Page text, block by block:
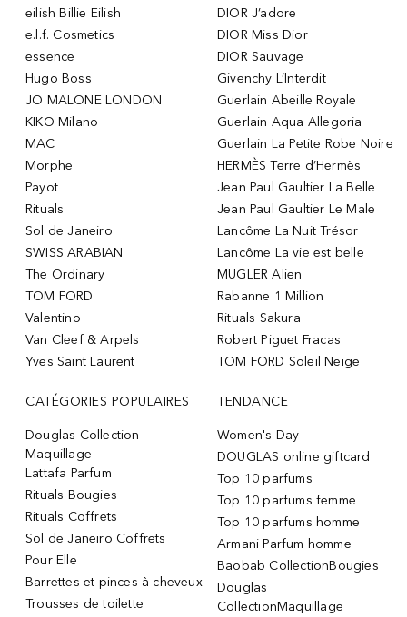
eilish Billie Eilish
e.l.f. Cosmetics
essence
Hugo Boss
JO MALONE LONDON
KIKO Milano
MAC
Morphe
Payot
Rituals
Sol de Janeiro
SWISS ARABIAN
The Ordinary
TOM FORD
Valentino
Van Cleef & Arpels
Yves Saint Laurent
DIOR J’adore
DIOR Miss Dior
DIOR Sauvage
Givenchy L’Interdit
Guerlain Abeille Royale
Guerlain Aqua Allegoria
Guerlain La Petite Robe Noire
HERMÈS Terre d’Hermès
Jean Paul Gaultier La Belle
Jean Paul Gaultier Le Male
Lancôme La Nuit Trésor
Lancôme La vie est belle
MUGLER Alien
Rabanne 1 Million
Rituals Sakura
Robert Piguet Fracas
TOM FORD Soleil Neige
CATÉGORIES POPULAIRES
Douglas Collection
Maquillage
Lattafa Parfum
Rituals Bougies
Rituals Coffrets
Sol de Janeiro Coffrets
Pour Elle
Barrettes et pinces à cheveux
Trousses de toilette
TENDANCE
Women's Day
DOUGLAS online giftcard
Top 10 parfums
Top 10 parfums femme
Top 10 parfums homme
Armani Parfum homme
Baobab CollectionBougies
Douglas
CollectionMaquillage